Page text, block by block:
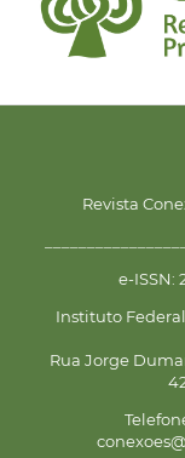
Revista
e-ISSN:
Instituto
Rua Jorge